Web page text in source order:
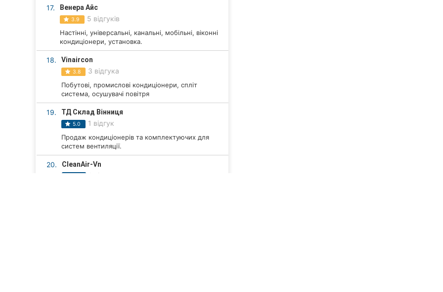
17. Венера Айс
3.9 5 відгуків
Настінні, універсальні, канальні, мобільні, віконні
кондиціонери, установка.
18. Vinaircon
3.8 3 відгука
Побутові, промислові кондиціонери, спліт
система, осушувачі повітря
19. ТД Склад Вінниця
5.0 1 відгук
Продаж кондиціонерів та комплектуючих для
систем вентиляції.
20. CleanAir-Vn
1 відгук